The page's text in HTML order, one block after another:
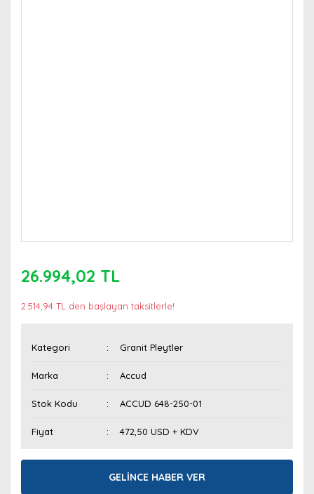
26.994,02 TL
2.514,94 TL den başlayan taksitlerle!
Kategori Granit Pleytler
Marka Accud
Stok Kodu ACCUD 648-250-01
Fiyat 472,50 USD + KDV
GELİNCE HABER VER